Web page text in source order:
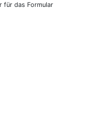
für das Formular